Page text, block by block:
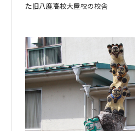
た旧八鹿高校大屋校の校舎